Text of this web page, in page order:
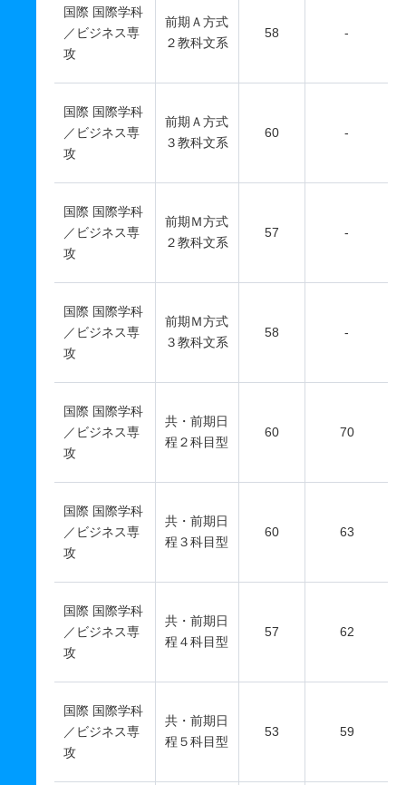
国際 国際学科
／ビジネス専
攻
前期Ａ方式
２教科文系
58 -
国際 国際学科
／ビジネス専
攻
前期Ａ方式
３教科文系
60 -
国際 国際学科
／ビジネス専
攻
前期Ｍ方式
２教科文系
57 -
国際 国際学科
／ビジネス専
攻
前期Ｍ方式
３教科文系
58 -
国際 国際学科
／ビジネス専
攻
共・前期日
程２科目型
60 70
国際 国際学科
／ビジネス専
攻
共・前期日
程３科目型
60 63
国際 国際学科
／ビジネス専
攻
共・前期日
程４科目型
57 62
国際 国際学科
／ビジネス専
攻
共・前期日
程５科目型
53 59